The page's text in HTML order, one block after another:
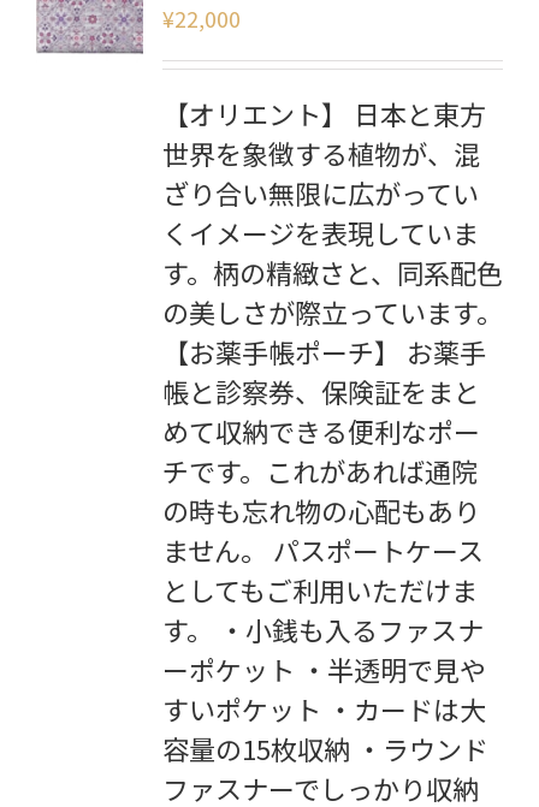
¥22,000
【オリエント】 日本と東方
世界を象徴する植物が、混
ざり合い無限に広がってい
くイメージを表現していま
す。柄の精緻さと、同系配色
の美しさが際立っています。
【お薬手帳ポーチ】 お薬手
帳と診察券、保険証をまと
めて収納できる便利なポー
チです。これがあれば通院
の時も忘れ物の心配もあり
ません。 パスポートケース
としてもご利用いただけま
す。 ・小銭も入るファスナ
ーポケット ・半透明で見や
すいポケット ・カードは大
容量の15枚収納 ・ラウンド
ファスナーでしっかり収納